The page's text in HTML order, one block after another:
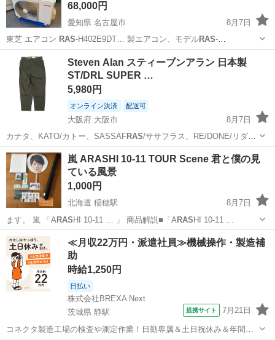
68,000円
愛知県 名古屋市
8月7日
東芝 エアコン RAS-H402E9DT… 製エアコン、モデルRAS-
H402E9DT…
愛知 200V
Steven Alan スティーブンアラン 日本製
ST/DRL SUPER …
5,980円
オンライン決済 配送可
大阪府 大阪市
8月7日
カナタ、KATO/カトー、SASSAFRAS/ササフラス、RE/DONE/リダ
ン、…
大阪 大阪市
嵐 ARASHI 10-11 TOUR Scene 君と僕の見
ている風景
1,000円
北海道 稲穂駅
8月7日
ます。 嵐 「A RAS HI 10-11 … 」 商品解説■「A RAS HI 10-11 …
北海道 札幌市 稲穂駅 その他
≪月収22万円・派遣社員≫機械操作・製造補
助
時給1,250円
日払い
株式会社BREXA Next
茨城県 静駅
提携サイト 7月21日
コネクタ製造工場の検査や測定作業！日勤専属＆土日祝休み＆年間休